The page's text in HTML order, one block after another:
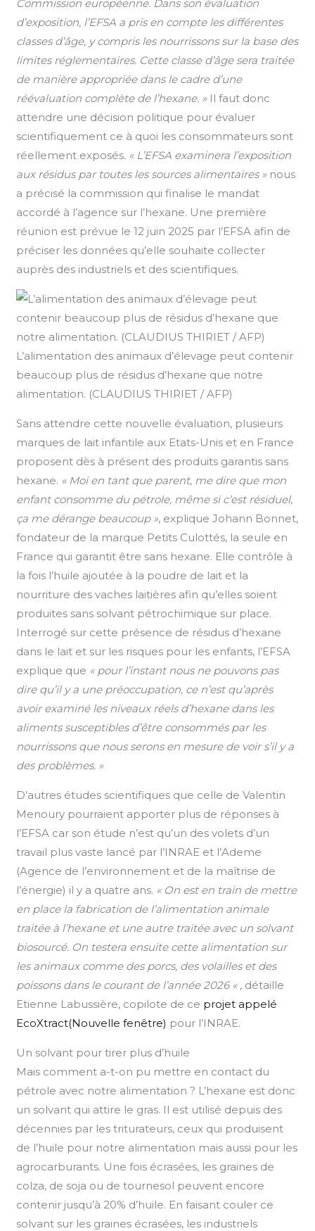
Commission européenne. Dans son évaluation
d’exposition, l’EFSA a pris en compte les différentes
classes d’âge, y compris les nourrissons sur la base des
limites réglementaires. Cette classe d’âge sera traitée
de manière appropriée dans le cadre d’une
réévaluation complète de l’hexane. » Il faut donc
attendre une décision politique pour évaluer
scientifiquement ce à quoi les consommateurs sont
réellement exposés. « L’EFSA examinera l’exposition
aux résidus par toutes les sources alimentaires » nous
a précisé la commission qui finalise le mandat
accordé à l’agence sur l’hexane. Une première
réunion est prévue le 12 juin 2025 par l’EFSA afin de
préciser les données qu’elle souhaite collecter
auprès des industriels et des scientifiques.
L’alimentation des animaux d’élevage peut contenir
beaucoup plus de résidus d’hexane que notre
alimentation. (CLAUDIUS THIRIET / AFP)
Sans attendre cette nouvelle évaluation, plusieurs
marques de lait infantile aux Etats-Unis et en France
proposent dès à présent des produits garantis sans
hexane. « Moi en tant que parent, me dire que mon
enfant consomme du pétrole, même si c’est résiduel,
ça me dérange beaucoup », explique Johann Bonnet,
fondateur de la marque Petits Culottés, la seule en
France qui garantit être sans hexane. Elle contrôle à
la fois l’huile ajoutée à la poudre de lait et la
nourriture des vaches laitières afin qu’elles soient
produites sans solvant pétrochimique sur place.
Interrogé sur cette présence de résidus d’hexane
dans le lait et sur les risques pour les enfants, l’EFSA
explique que « pour l’instant nous ne pouvons pas
dire qu’il y a une préoccupation, ce n’est qu’après
avoir examiné les niveaux réels d’hexane dans les
aliments susceptibles d’être consommés par les
nourrissons que nous serons en mesure de voir s’il y a
des problèmes. »
D’autres études scientifiques que celle de Valentin
Menoury pourraient apporter plus de réponses à
l’EFSA car son étude n’est qu’un des volets d’un
travail plus vaste lancé par l’INRAE et l’Ademe
(Agence de l’environnement et de la maîtrise de
l’énergie) il y a quatre ans. « On est en train de mettre
en place la fabrication de l’alimentation animale
traitée à l’hexane et une autre traitée avec un solvant
biosourcé. On testera ensuite cette alimentation sur
les animaux comme des porcs, des volailles et des
poissons dans le courant de l’année 2026 « , détaille
Etienne Labussière, copilote de ce projet appelé
EcoXtract(Nouvelle fenêtre) pour l’INRAE.
Un solvant pour tirer plus d’huile
Mais comment a-t-on pu mettre en contact du
pétrole avec notre alimentation ? L’hexane est donc
un solvant qui attire le gras. Il est utilisé depuis des
décennies par les triturateurs, ceux qui produisent
de l’huile pour notre alimentation mais aussi pour les
agrocarburants. Une fois écrasées, les graines de
colza, de soja ou de tournesol peuvent encore
contenir jusqu’à 20% d’huile. En faisant couler ce
solvant sur les graines écrasées, les industriels